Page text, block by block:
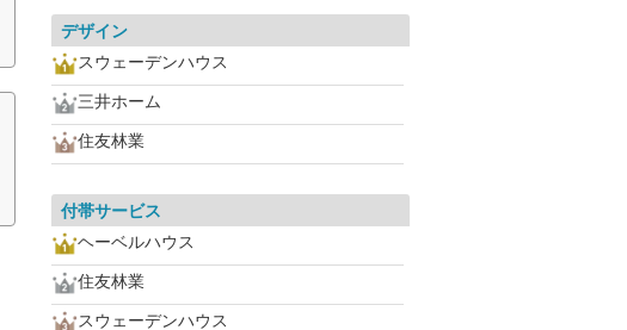
デザイン
スウェーデンハウス
三井ホーム
住友林業
付帯サービス
ヘーベルハウス
住友林業
スウェーデンハウス